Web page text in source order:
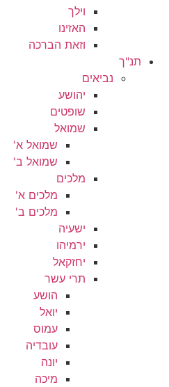
וילך
האזינו
וזאת הברכה
תנ"ך
נביאים
יהושע
שופטים
שמואל
שמואל א'
שמואל ב'
מלכים
מלכים א'
מלכים ב'
ישעיה
ירמיהו
יחזקאל
תרי עשר
הושע
יואל
עמוס
עובדיה
יונה
מיכה